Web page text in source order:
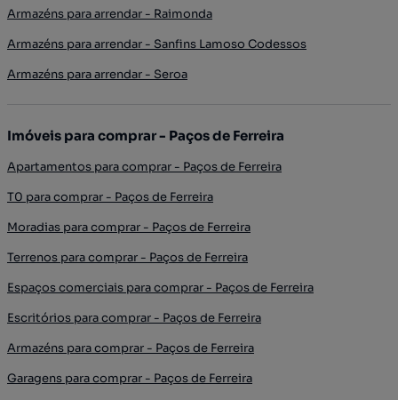
Armazéns para arrendar - Raimonda
Armazéns para arrendar - Sanfins Lamoso Codessos
Armazéns para arrendar - Seroa
Imóveis para comprar - Paços de Ferreira
Apartamentos para comprar - Paços de Ferreira
T0 para comprar - Paços de Ferreira
Moradias para comprar - Paços de Ferreira
Terrenos para comprar - Paços de Ferreira
Espaços comerciais para comprar - Paços de Ferreira
Escritórios para comprar - Paços de Ferreira
Armazéns para comprar - Paços de Ferreira
Garagens para comprar - Paços de Ferreira